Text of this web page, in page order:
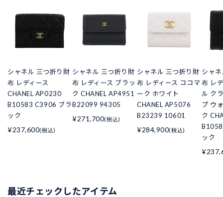
シャネル 三つ折り財
布 レディース
CHANEL AP0230
B10583 C3906 ブラ
ック
¥237,600(税込)
シャネル 三つ折り財
布 レディース ブラッ
ク CHANEL AP4951
B22099 94305
¥271,700(税込)
シャネル 三つ折り財
布 レディース ココマ
ーク ホワイト
CHANEL AP5076
B23239 10601
¥284,900(税込)
シャ
布 レ
ル ク
プ ウ
ク
ック
最近チェックしたアイテム